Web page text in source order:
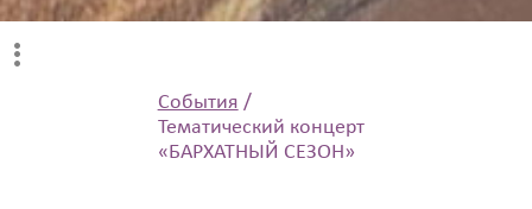
События /
Тематический концерт
«БАРХАТНЫЙ СЕЗОН»